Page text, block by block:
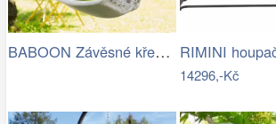
BABOON Závěsné křeslo s područkami RIMINI
14296,-Kč